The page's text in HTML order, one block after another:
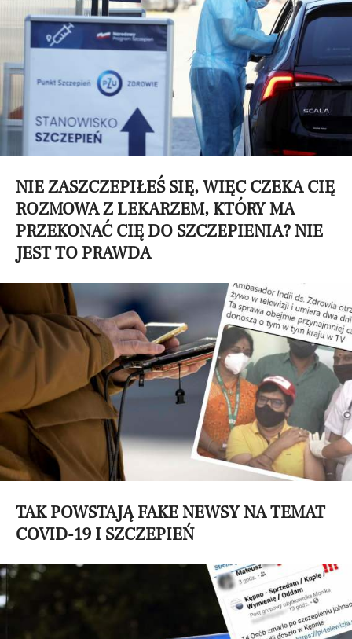
NIE ZASZCZEPIŁEŚ SIĘ, WIĘC CZEKA CIĘ
ROZMOWA Z LEKARZEM, KTÓRY MA
PRZEKONAĆ CIĘ DO SZCZEPIENIA? NIE
JEST TO PRAWDA
TAK POWSTAJĄ FAKE NEWSY NA TEMAT
COVID-19 I SZCZEPIEŃ